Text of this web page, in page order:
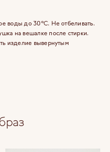
воды до 30°C. Не отбеливать.
на вешалке после стирки.
изделие вывернутым